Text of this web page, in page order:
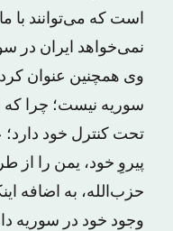
است که می‌توانند با
نمی‌خواهد ایران در
وی همچنین عنوان
سوریه نیست؛ چرا که
تحت کنترل خود
پیروِ خود، یمن را از
حزب‌الله، به اضافه
وجود خود در سوریه